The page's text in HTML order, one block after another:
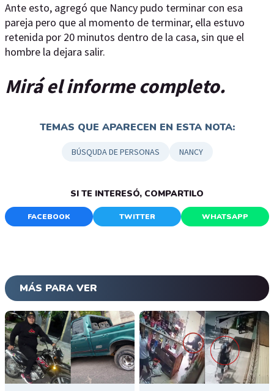
Ante esto, agregó que Nancy pudo terminar con esa
pareja pero que al momento de terminar, ella estuvo
retenida por 20 minutos dentro de la casa, sin que el
hombre la dejara salir.
Mirá el informe completo.
TEMAS QUE APARECEN EN ESTA NOTA:
BÚSQUDA DE PERSONAS NANCY
SI TE INTERESÓ, COMPARTILO
FACEBOOK TWITTER WHATSAPP
MÁS PARA VER